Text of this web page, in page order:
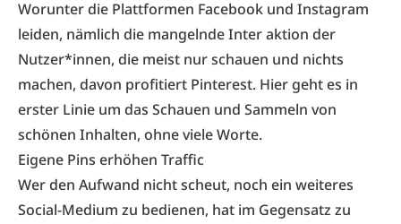
Worunter die Plattformen Facebook und Instagram
leiden, nämlich die mangelnde Inter aktion der
Nutzer*innen, die meist nur schauen und nichts
machen, davon profitiert Pinterest. Hier geht es in
erster Linie um das Schauen und Sammeln von
schönen Inhalten, ohne viele Worte.
Eigene Pins erhöhen Traffic
Wer den Aufwand nicht scheut, noch ein weiteres
Social-Medium zu bedienen, hat im Gegensatz zu